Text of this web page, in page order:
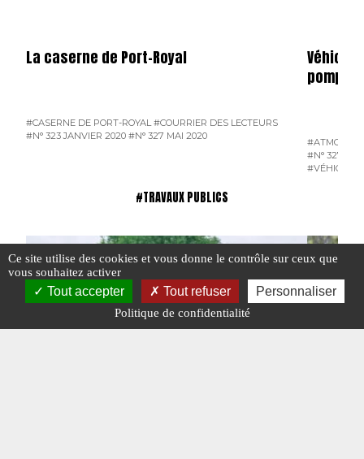
La caserne de Port-Royal
#CASERNE DE PORT-ROYAL #COURRIER DES LECTEURS
#N° 323 JANVIER 2020 #N° 327 MAI 2020
#N° 327
#TRAVAUX PUBLICS
Ce site utilise des cookies et vous donne le contrôle sur ceux que
vous souhaitez activer
Tout accepter Tout refuser Personnaliser
Politique de confidentialité